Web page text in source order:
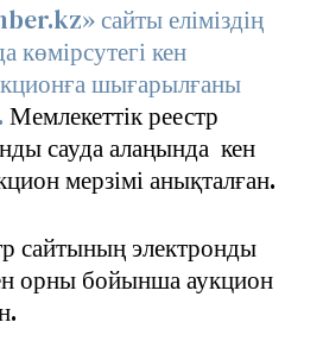
сайты еліміздің
көмірсутегі кен
шығарылғаны
Мемлекеттік реестр
сауда алаңында кен
мерзімі анықталған.
сайтының электронды
орны бойынша аукцион